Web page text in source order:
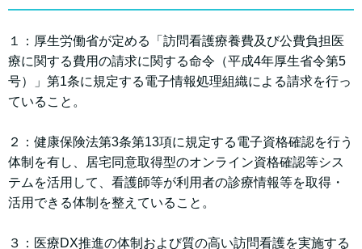
１：厚生労働省が定める「訪問看護療養費及び公費負担医
療に関する費用の請求に関する命令（平成4年厚生省令第5
号）」第1条に規定する電子情報処理組織による請求を行っ
ていること。
２：健康保険法第3条第13項に規定する電子資格確認を行う
体制を有し、居宅同意取得型のオンライン資格確認等シス
テムを活用して、看護師等が利用者の診療情報等を取得・
活用できる体制を整えていること。
３：医療DX推進の体制および質の高い訪問看護を実施する